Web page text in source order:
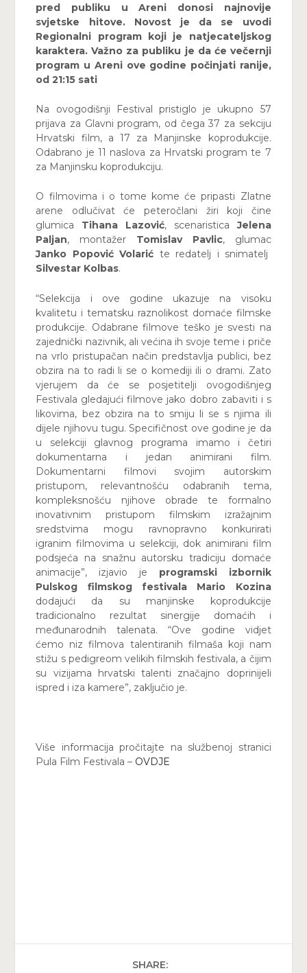
pred publiku u Areni donosi najnovije
svjetske hitove. Novost je da se uvodi
Regionalni program koji je natjecateljskog
karaktera. Važno za publiku je da će večernji
program u Areni ove godine počinjati ranije,
od 21:15 sati
Na ovogodišnji Festival pristiglo je ukupno 57
prijava za Glavni program, od čega 37 za sekciju
Hrvatski film, a 17 za Manjinske koprodukcije.
Odabrano je 11 naslova za Hrvatski program te 7
za Manjinsku koprodukciju.
O filmovima i o tome kome će pripasti Zlatne
arene odlučivat će peteročlani žiri koji čine
glumica Tihana Lazović, scenaristica Jelena
Paljan, montažer Tomislav Pavlic, glumac
Janko Popović Volarić te redatelj i snimatelj
Silvestar Kolbas.
“Selekcija i ove godine ukazuje na visoku
kvalitetu i tematsku raznolikost domaće filmske
produkcije. Odabrane filmove teško je svesti na
zajednički nazivnik, ali većina ih svoje teme i priče
na vrlo pristupačan način predstavlja publici, bez
obzira na to radi li se o komediji ili o drami. Zato
vjerujem da će se posjetitelji ovogodišnjeg
Festivala gledajući filmove jako dobro zabaviti i s
likovima, bez obzira na to smiju li se s njima ili
dijele njihovu tugu. Specifičnost ove godine je da
u selekciji glavnog programa imamo i četiri
dokumentarna i jedan animirani film.
Dokumentarni filmovi svojim autorskim
pristupom, relevantnošću odabranih tema,
kompleksnošću njihove obrade te formalno
inovativnim pristupom filmskim izražajnim
sredstvima mogu ravnopravno konkurirati
igranim filmovima u selekciji, dok animirani film
podsjeća na snažnu autorsku tradiciju domaće
animacije”, izjavio je programski izbornik
Pulskog filmskog festivala Mario Kozina
dodajući da su manjinske koprodukcije
tradicionalno rezultat sinergije domaćih i
međunarodnih talenata. “Ove godine vidjet
ćemo niz filmova talentiranih filmaša koji nam
stižu s pedigreom velikih filmskih festivala, a čijim
su vizijama hrvatski talenti značajno doprinijeli
ispred i iza kamere”, zaključio je.
Više informacija pročitajte na službenoj stranici
Pula Film Festivala – OVDJE
SHARE: